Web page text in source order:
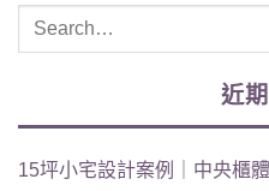
近
15坪小宅設計案例｜中央櫃